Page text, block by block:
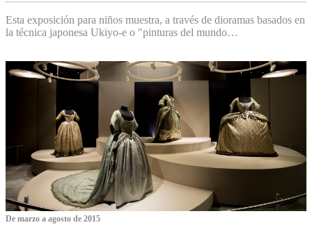
Esta exposición para niños muestra, a través de dioramas basados en
la técnica japonesa Ukiyo-e o "pinturas del mundo…
De marzo a agosto de 2015